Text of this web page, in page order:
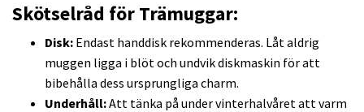
Skötselråd för Trämuggar:
Disk: Endast handdisk rekommenderas. Låt aldrig
muggen ligga i blöt och undvik diskmaskin för att
bibehålla dess ursprungliga charm.
Underhåll:Att tänka på under vinterhalvåret att varm